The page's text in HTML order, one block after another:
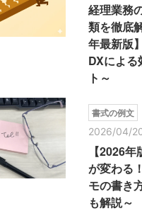
経理業務
類を徹底
年最新版
DXによ
ト～
書式の例文
2026/04/
【2026
が変わる
モの書き
も解説～